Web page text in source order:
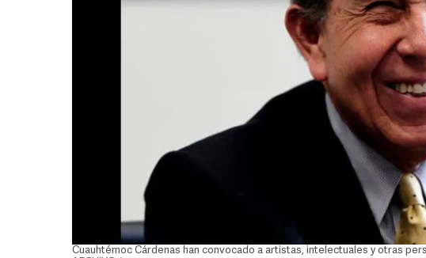
Cuauhtémoc Cárdenas han convocado a artistas, intelectuales y otras